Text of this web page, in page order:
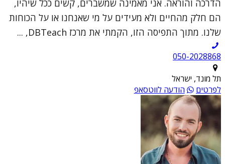
הדרכה והוראה. אני מאמינה שמשברים, קשים ככל שיהיו,
הם חלק מהחיים ולא מעידים על מי שאנחנו או על הכוחות
שלנו. מתוך התפיסה הזו, הקמתי את מרכז DBTeach, ...
050-2028868
תל מונד, ישראל
לפרטים
הודעה לווטסאפ